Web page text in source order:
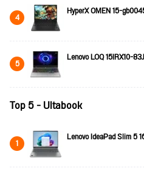
4 HyperX OMEN 15-
5 Lenovo LOQ 15IRX10-
Top 5 - Ultabook
1 Lenovo IdeaPad Slim 5